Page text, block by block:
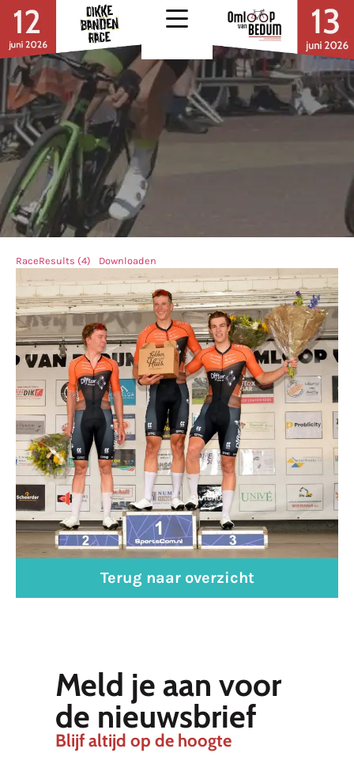
RaceResults (4) Downloaden
Terug naar overzicht
Meld je aan voor
de nieuwsbrief
Blijf altijd op de hoogte